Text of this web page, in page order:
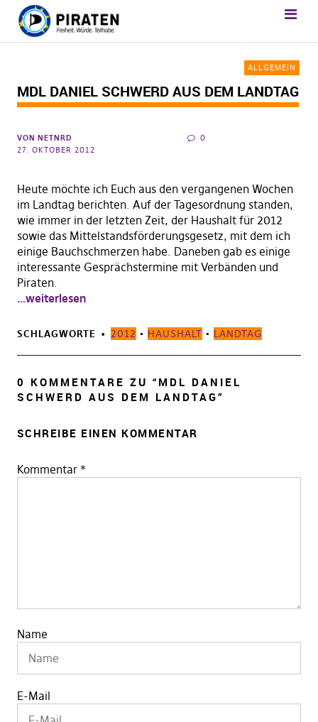
ALLGEMEIN
MDL DANIEL SCHWERD AUS DEM LANDTAG
VON NETNRD
27. OKTOBER 2012
0
Heute möchte ich Euch aus den vergangenen Wochen
im Landtag berichten. Auf der Tagesordnung standen,
wie immer in der letzten Zeit, der Haushalt für 2012
sowie das Mittelstandsförderungsgesetz, mit dem ich
einige Bauchschmerzen habe. Daneben gab es einige
interessante Gesprächstermine mit Verbänden und
Piraten.
…weiterlesen
SCHLAGWORTE 2012 • HAUSHALT • LANDTAG
0 KOMMENTARE ZU “ MDL DANIEL
SCHWERD AUS DEM LANDTAG”
SCHREIBE EINEN KOMMENTAR
Kommentar *
Name
E-Mail